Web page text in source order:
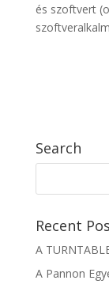
és szoftvert
Search
Recent
A
A Pannon